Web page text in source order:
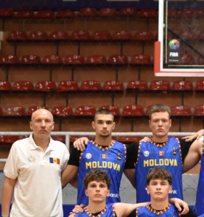
КалендарьТаблица Выберите Обзор
Читать далее